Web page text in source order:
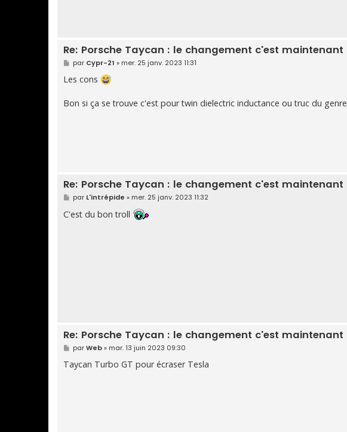
Re: Porsche Taycan : le changement c'est maintenant
M
e
s
s
g
e
par Cypr-21 » mer. 25 janv. 2023 11:31
Les cons
Bon si ça se trouve c'est pour twin dielectric inductance ou truc du genre
Re: Porsche Taycan : le changement c'est maintenant
M
e
s
s
par L'intrépide » mer. 25 janv. 2023 11:32
C'est du bon troll
Re: Porsche Taycan : le changement c'est maintenant
M
e
s
s
parWeb» mar. 13 juin 2023 09:30
Taycan Turbo GT pour écraser Tesla